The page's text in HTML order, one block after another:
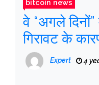
bitcoin news
वे “अगले
गिरावट के
में गिरावट का
Expert 4